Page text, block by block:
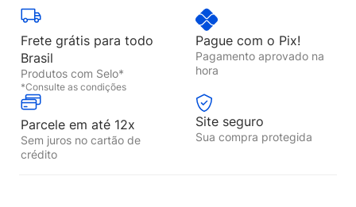
Frete grátis para todo
Brasil
Produtos com Selo*
*Consulte as condições
Pague com o Pix!
Pagamento aprovado na
hora
Parcele em até 12x
Sem juros no cartão de
crédito
Site seguro
Sua compra protegida